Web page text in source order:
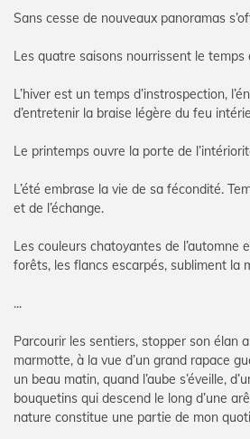
Sans cesse de nouveaux panoramas
Les quatre saisons nourrissent le temps
L’hiver est un temps d’instrospection,
d’entretenir la braise légère du feu
Le printemps ouvre la porte de
L’été embrase la vie de sa fécondité.
et de l’échange.
Les couleurs chatoyantes de l’automne
forêts, les flancs escarpés, subliment la
...
Parcourir les sentiers, stopper son élan
marmotte, à la vue d’un grand rapace
un beau matin, quand l’aube s’éveille,
bouquetins qui descend le long d’une
nature constitue une partie de mon